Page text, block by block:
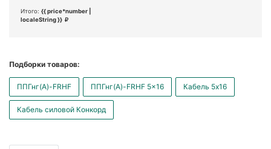
Итого: {{ price*number |
localeString }}
Подборки товаров:
ППГнг(А)-FRHF ППГнг(А)-FRHF 5x16 Кабель 5x16
Кабель силовой Конкорд